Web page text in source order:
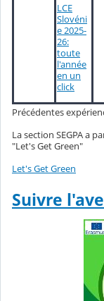
LCE
Slovéni
e 2025-
26:
toute
l'année
en un
click
Précédentes
La section SEGPA a
"Let's Get Green"
Let's Get Green
Suivre